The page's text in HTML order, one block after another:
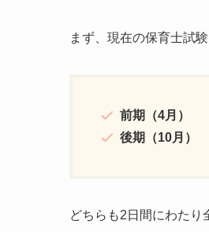
まず、現在の保育士試
前期（4月）
後期（10月）
どちらも2日間にわたり